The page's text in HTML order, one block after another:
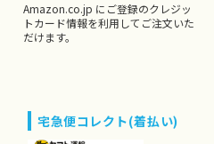
Amazon.co.jp にご登録のクレジッ
トカード情報を利用してご注文いた
だけます。
宅急便コレクト(着払い)